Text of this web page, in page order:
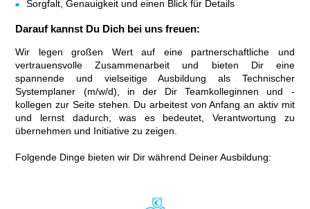
Sorgfalt, Genauigkeit und einen Blick für Details
Darauf kannst Du Dich bei uns freuen:
Wir legen großen Wert auf eine partnerschaftliche und
vertrauensvolle Zusammenarbeit und bieten Dir eine
spannende und vielseitige Ausbildung als Technischer
Systemplaner (m/w/d), in der Dir Teamkolleginnen und -
kollegen zur Seite stehen. Du arbeitest von Anfang an aktiv mit
und lernst dadurch, was es bedeutet, Verantwortung zu
übernehmen und Initiative zu zeigen.
Folgende Dinge bieten wir Dir während Deiner Ausbildung: